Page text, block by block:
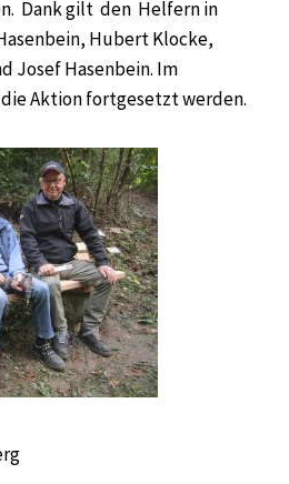
Dank gilt den Helfern in
Hubert Klocke,
Josef Hasenbein. Im
Aktion fortgesetzt werden.